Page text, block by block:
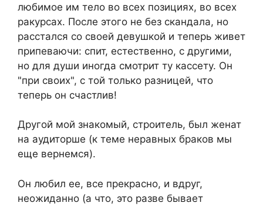
любимое им тело во всех позициях, во всех
ракурсах. После этого не без скандала, но
расстался со своей девушкой и теперь живет
припеваючи: спит, естественно, с другими,
но для души иногда смотрит ту кассету. Он
"при своих", с той только разницей, что
теперь он счастлив!
Другой мой знакомый, строитель, был женат
на аудиторше (к теме неравных браков мы
еще вернемся).
Он любил ее, все прекрасно, и вдруг,
неожиданно (а что, это разве бывает